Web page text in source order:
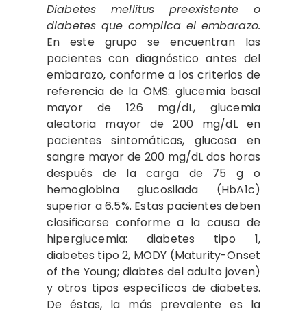
Diabetes mellitus preexistente o
diabetes que complica el embarazo.
En este grupo se encuentran las
pacientes con diagnóstico antes del
embarazo, conforme a los criterios de
referencia de la OMS: glucemia basal
mayor de 126 mg/dL, glucemia
aleatoria mayor de 200 mg/dL en
pacientes sintomáticas, glucosa en
sangre mayor de 200 mg/dL dos horas
después de la carga de 75 g o
hemoglobina glucosilada (HbA1c)
superior a 6.5%. Estas pacientes deben
clasificarse conforme a la causa de
hiperglucemia: diabetes tipo 1,
diabetes tipo 2, MODY (Maturity-Onset
of the Young; diabtes del adulto joven)
y otros tipos específicos de diabetes.
De éstas, la más prevalente es la